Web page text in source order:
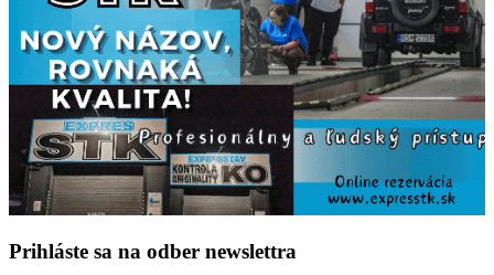
Prihláste sa na odber newslettra